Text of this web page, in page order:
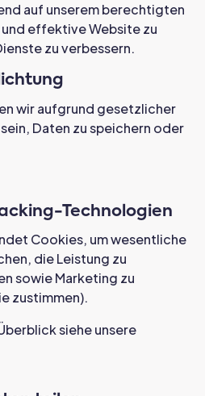
auf unserem berechtigten
effektive Website zu
zu verbessern.
wir aufgrund gesetzlicher
Daten zu speichern oder
Technologien
Cookies, um wesentliche
die Leistung zu
sowie Marketing zu
zustimmen).
siehe unsere